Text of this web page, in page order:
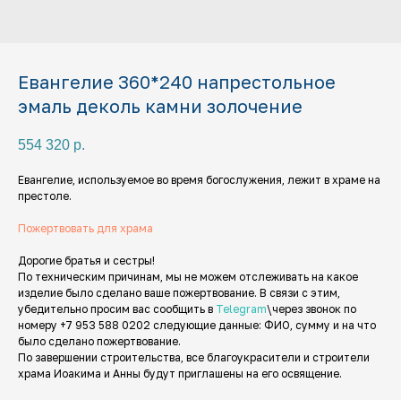
Евангелие 360*240 напрестольное
эмаль деколь камни золочение
554 320 р.
Евангелие, используемое во время богослужения, лежит в храме на
престоле.
Пожертвовать для храма
Дорогие братья и сестры!
По техническим причинам, мы не можем отслеживать на какое
изделие было сделано ваше пожертвование. В связи с этим,
убедительно просим вас сообщить в Telegram\через звонок по
номеру +7 953 588 0202 следующие данные: ФИО, сумму и на что
было сделано пожертвование.
По завершении строительства, все благоукрасители и строители
храма Иоакима и Анны будут приглашены на его освящение.